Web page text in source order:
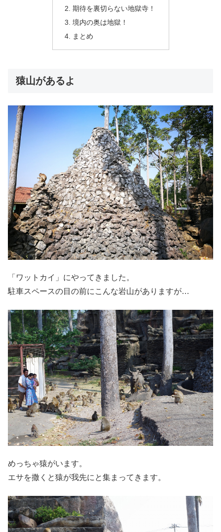
期待を裏切らない地獄寺！
境内の奥は地獄！
まとめ
猿山があるよ
「ワットカイ」にやってきました。
駐車スペースの目の前にこんな岩山がありますが…
めっちゃ猿がいます。
エサを撒くと猿が我先にと集まってきます。